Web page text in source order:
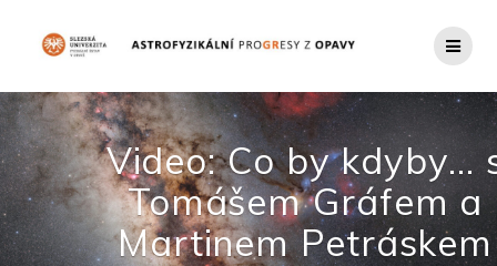
obsah
Video: Co by kdyby…
Tomášem Gráfem a
Martinem Petráskem